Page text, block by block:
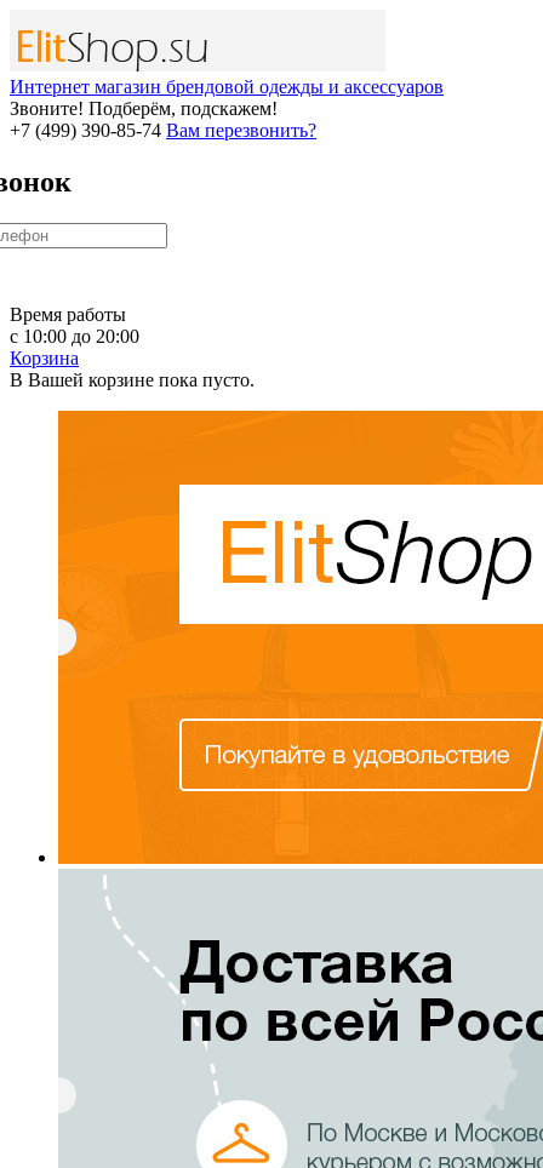
Интернет магазин брендовой одежды и аксессуаров
Звоните! Подберём, подскажем!
+7 (499) 390-85-74 Вам перезвонить?
Время работы
с 10:00 до 20:00
Корзина
В Вашей корзине пока пусто.